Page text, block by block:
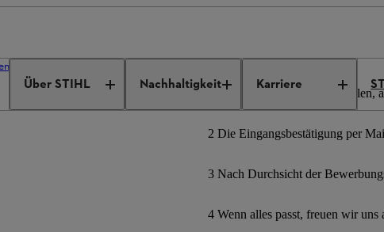
Über STIHL Nachhaltigkeit Karriere
1 Bewerbungsformular ausfüllen,
2 Die Eingangsbestätigung per
3 Nach Durchsicht der
4 Wenn alles passt, freuen wir